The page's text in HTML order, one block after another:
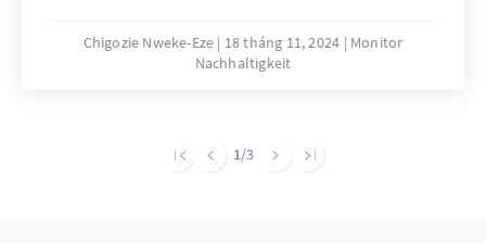
Wirtschaftswachstum und seine
Industrialisierung hemmen. Für einen
Kombination aus politischen,
Chigozie Nweke-Eze 18 tháng 11, 2024
Monitor
Nachhaltigkeit
1/3